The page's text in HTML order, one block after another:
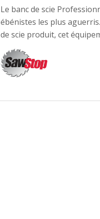
Le banc de scie
ébénistes les plus
de scie produit, cet